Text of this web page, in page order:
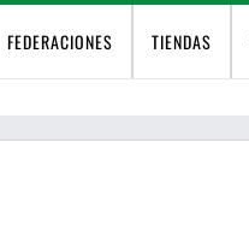
FEDERACIONES TIENDAS